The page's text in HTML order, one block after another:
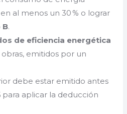
al menos un 30 % o lograr
B.
de eficiencia energética
emitidos por un
debe estar emitido antes
para aplicar la deducción